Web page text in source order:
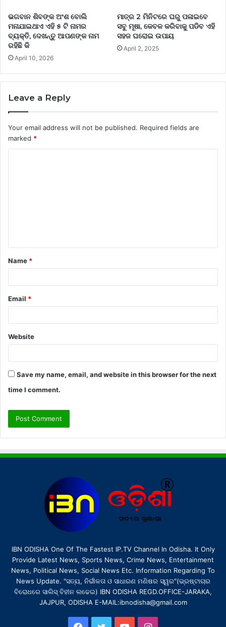
ଭଗବାନ ଶିବଙ୍କ ଅଂଶ ବୋଲି
ମନାଯାଇଥାଏ ଏହି ୫ ଟି ନାମର
ବ୍ୟକ୍ତି, ଦେଖନ୍ତୁ ଆପଣଙ୍କ ନାମ
ରହିଛି କି
April 10, 2026
ମାତ୍ର 2 ମିନିଟରେ ଘରୁ ପଳାଇବେ
ସବୁ ମୂଷା, କେବଳ କରିବାକୁ ପଡିବ ଏହି
ସହଜ ଘରୋଇ ଉପାୟ
April 2, 2025
Leave a Reply
Your email address will not be published. Required fields are
marked *
t
*
Name *
Email *
Website
Save my name, email, and website in this browser for the next
time I comment.
IBN ODISHA One Of The Fastest IP.TV Channel In Odisha. It Only
Provide Latest News, Sports News, Crime News, Entertainment
News, Political News, Social News Etc. Information Regarding To
News Update. "ସତ୍ୟ, ନିର୍ଭୀକତା ଓ ସାଧାରଣ ମଣିଷର ସ୍ୱର"(ଭ୍ରଷ୍ଟାଚାର
ବିରୋଧରେ ସାଲିସ୍ ବିହୀନ ଲଢେଇ) IBN ODISHA REGD.OFFICE-JARAKA,
JAJPUR, ODISHA E-MAIL:ibnodisha@gmail.com